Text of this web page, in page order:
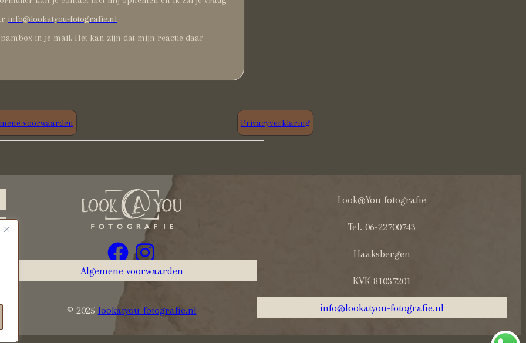
info@lookatyou-fotografie.nl
in je mail. Het kan zijn dat mijn reactie daar
voorwaarden Privacyverklaring
Algemene voorwaarden
© 2025 lookatyou-fotografie.nl
Look@You fotografie
Tel. 06-22700743
Haaksbergen
KVK 81037201
info@lookatyou-fotografie.nl